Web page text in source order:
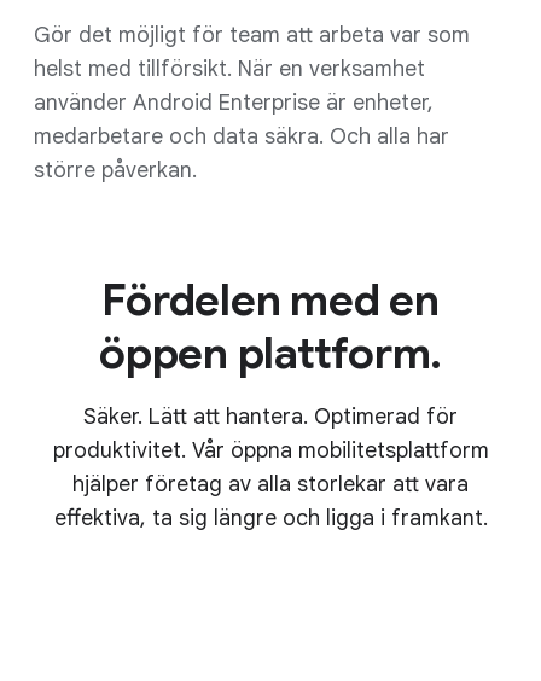
Gör det möjligt för team att arbeta var som
helst med tillförsikt. När en verksamhet
använder Android Enterprise är enheter,
medarbetare och data säkra. Och alla har
större påverkan.
Fördelen med en
öppen plattform.
Säker. Lätt att hantera. Optimerad för
produktivitet. Vår öppna mobilitetsplattform
hjälper företag av alla storlekar att vara
effektiva, ta sig längre och ligga i framkant.